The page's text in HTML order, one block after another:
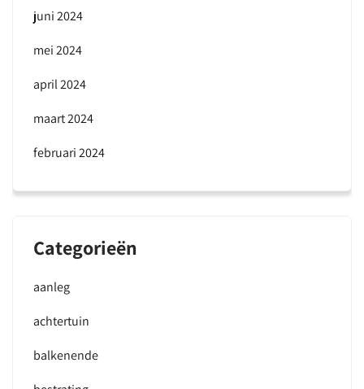
juni 2024
mei 2024
april 2024
maart 2024
februari 2024
Categorieën
aanleg
achtertuin
balkenende